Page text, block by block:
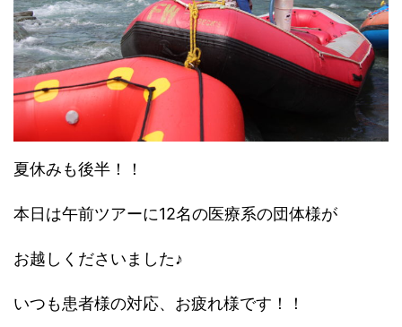
夏休みも後半！！
本日は午前ツアーに12名の医療系の団体様が
お越しくださいました♪
いつも患者様の対応、お疲れ様です！！